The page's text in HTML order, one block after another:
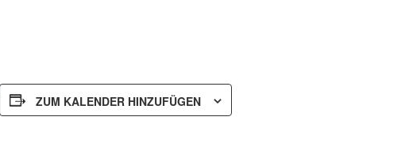
ZUM KALENDER HINZUFÜGEN